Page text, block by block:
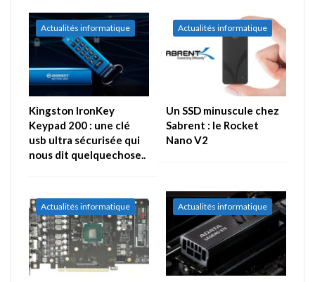
Actualités informatique
Kingston IronKey
Keypad 200 : une clé
usb ultra sécurisée qui
nous dit quelquechose..
Actualités informatique
Un SSD minuscule chez
Sabrent : le Rocket
Nano V2
Actualités informatique Actualités informatique